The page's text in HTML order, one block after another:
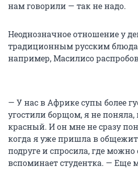
нам говорили — так не надо.
Неоднозначное отношение у
традиционным русским
например, Масилисо
— У нас в Африке супы более
угостили борщом, я не поняла,
красный. И он мне не сразу
когда я уже пришла в
подруге и спросила, где можно
вспоминает студентка. — Еще